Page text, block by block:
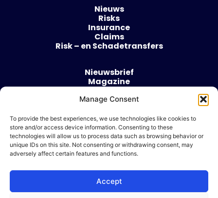
Manage Consent
To provide the best experiences, we use technologies like cookies to
store and/or access device information. Consenting to these
technologies will allow us to process data such as browsing behavior or
unique IDs on this site. Not consenting or withdrawing consent, may
adversely affect certain features and functions.
Accept
Nieuws
Risks
Insurance
Claims
Risk – en Schadetransfers
Nieuwsbrief
Magazine
Over
Algemene voorwaarden
Cookie beleid
Ik wil adverteren